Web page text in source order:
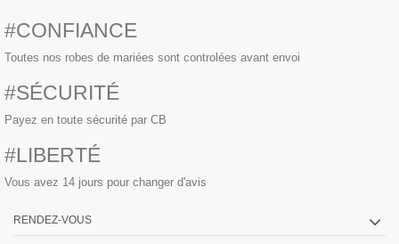
#CONFIANCE
Toutes nos robes de mariées sont controlées avant envoi
#SÉCURITÉ
Payez en toute sécurité par CB
#LIBERTÉ
Vous avez 14 jours pour changer d'avis
RENDEZ-VOUS